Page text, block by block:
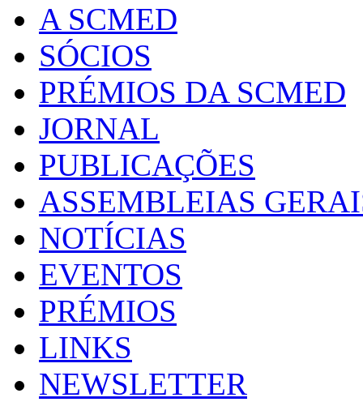
A SCMED
SÓCIOS
PRÉMIOS DA SCMED
JORNAL
PUBLICAÇÕES
ASSEMBLEIAS
NOTÍCIAS
EVENTOS
PRÉMIOS
LINKS
NEWSLETTER